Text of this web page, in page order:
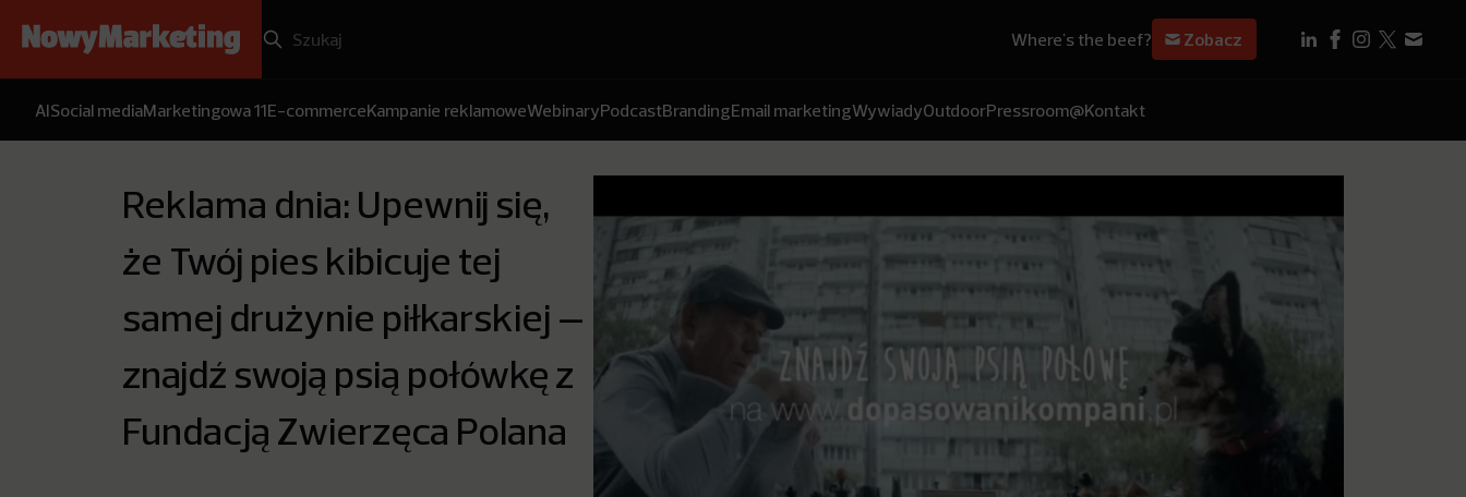
Where's the beef? Zobacz
AISocial mediaMarketingowa 11E-commerceKampanie reklamoweWebinaryPodcastBrandingEmail marketingWywiadyOutdoorPressroom@Kontakt
Reklama dnia: Upewnij się,
że Twój pies kibicuje tej
samej drużynie piłkarskiej –
znajdź swoją psią połówkę z
Fundacją Zwierzęca Polana